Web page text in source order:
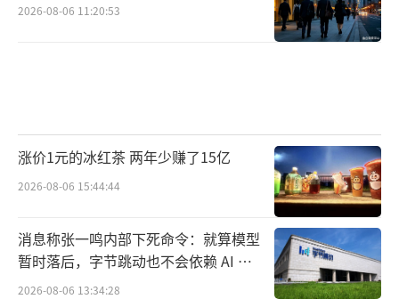
2026-08-06 11:20:53
涨价1元的冰红茶 两年少赚了15亿
2026-08-06 15:44:44
消息称张一鸣内部下死命令：就算模型
暂时落后，字节跳动也不会依赖 AI 蒸
馏技术
2026-08-06 13:34:28